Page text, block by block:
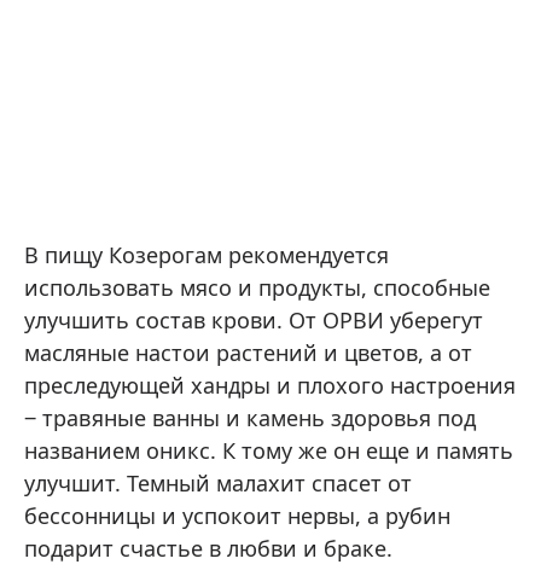
В пищу Козерогам рекомендуется
использовать мясо и продукты, способные
улучшить состав крови. От ОРВИ уберегут
масляные настои растений и цветов, а от
преследующей хандры и плохого настроения
‒ травяные ванны и камень здоровья под
названием оникс. К тому же он еще и память
улучшит. Темный малахит спасет от
бессонницы и успокоит нервы, а рубин
подарит счастье в любви и браке.